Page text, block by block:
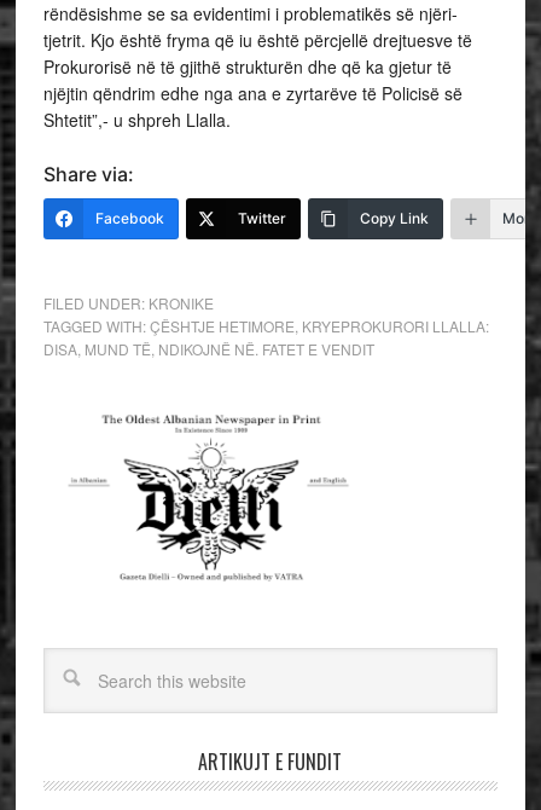
rëndësishme se sa evidentimi i problematikës së njëri-
tjetrit. Kjo është fryma që iu është përcjellë drejtuesve të
Prokurorisë në të gjithë strukturën dhe që ka gjetur të
njëjtin qëndrim edhe nga ana e zyrtarëve të Policisë së
Shtetit”,- u shpreh Llalla.
Share via:
Facebook Twitter Copy Link More
FILED UNDER: KRONIKE
TAGGED WITH:ÇËSHTJE HETIMORE KRYEPROKURORI LLALLA:
DISA, MUND TË NDIKOJNË NË. FATET E VENDIT
ARTIKUJT E FUNDIT